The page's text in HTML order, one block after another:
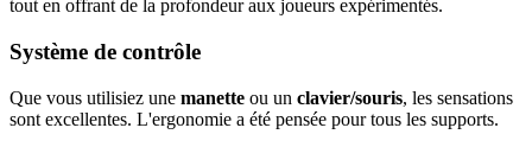
tout en offrant de la profondeur aux joueurs expérimentés.
Système de contrôle
Que vous utilisiez une manette ou un clavier/souris, les sensations
sont excellentes. L'ergonomie a été pensée pour tous les supports.